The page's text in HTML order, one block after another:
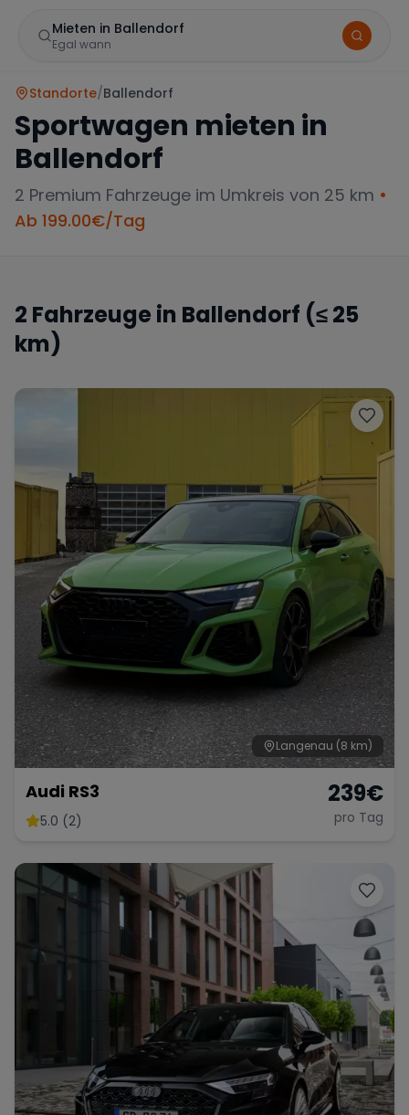
Mieten in Ballendorf
Egal wann
McLaren Jaguar
Tesla Chevrolet Dodge
Bentley Rolls Royce Aston Martin
Bugatti Maserati
Range Rover Corvette
Wann
Zeitraum wählen
Standorte/Ballendorf
Sportwagen mieten in
Ballendorf
2 Premium Fahrzeuge im Umkreis von 25 km •
Ab 199.00€/Tag
2 Fahrzeuge in Ballendorf (≤ 25
km)
Langenau (8 km)
Audi RS3
5.0 (2)
239€
pro Tag